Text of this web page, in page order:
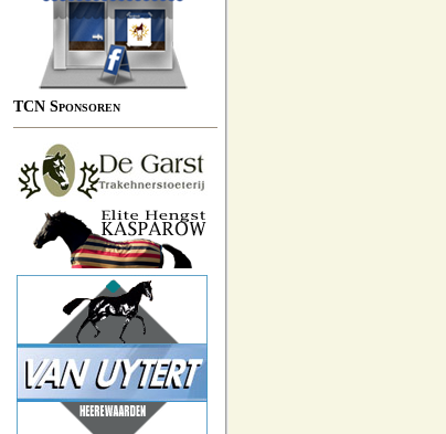
TCN Sponsoren